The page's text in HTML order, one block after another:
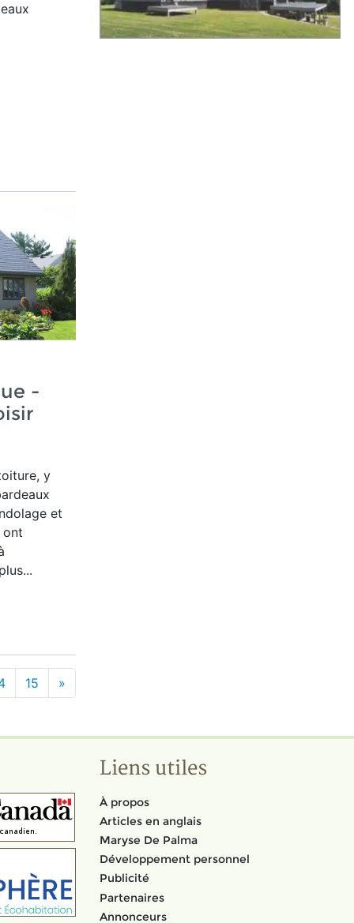
-
y
et
ont
15 »
Liens utiles
À propos
Articles en anglais
Maryse De Palma
Développement personnel
Publicité
Partenaires
Annonceurs